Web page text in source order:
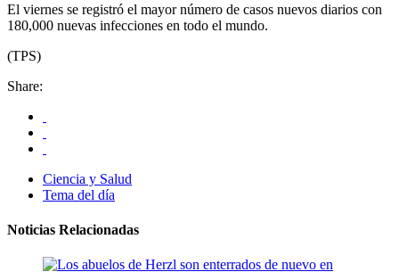
El viernes se registró el mayor número de casos nuevos diarios con
180,000 nuevas infecciones en todo el mundo.
(TPS)
Share:
Ciencia y Salud
Tema del día
Noticias Relacionadas